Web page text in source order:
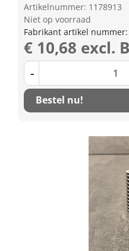
Artikelnummer: 1178913
Niet op voorraad
Fabrikant artikel nummer:
€ 10,68 excl.
-
Bestel nu!